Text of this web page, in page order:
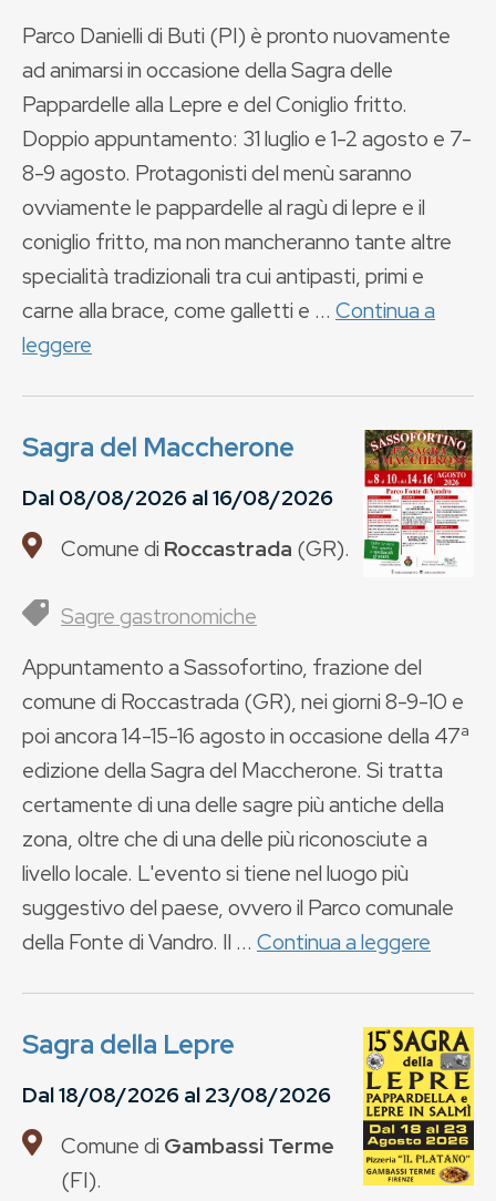
Parco Danielli di Buti (PI) è pronto nuovamente
ad animarsi in occasione della Sagra delle
Pappardelle alla Lepre e del Coniglio fritto.
Doppio appuntamento: 31 luglio e 1-2 agosto e 7-
8-9 agosto. Protagonisti del menù saranno
ovviamente le pappardelle al ragù di lepre e il
coniglio fritto, ma non mancheranno tante altre
specialità tradizionali tra cui antipasti, primi e
carne alla brace, come galletti e ... Continua a
leggere
Sagra del Maccherone
Dal08/08/2026al16/08/2026
Comune di Roccastrada (GR).
Sagre gastronomiche
Appuntamento a Sassofortino, frazione del
comune di Roccastrada (GR), nei giorni 8-9-10 e
poi ancora 14-15-16 agosto in occasione della 47ª
edizione della Sagra del Maccherone. Si tratta
certamente di una delle sagre più antiche della
zona, oltre che di una delle più riconosciute a
livello locale. L'evento si tiene nel luogo più
suggestivo del paese, ovvero il Parco comunale
della Fonte di Vandro. Il ... Continua a leggere
Sagra della Lepre
Dal18/08/2026al23/08/2026
Comune di Gambassi Terme
(FI).